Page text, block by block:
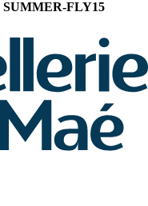
SUMMER-FLY15